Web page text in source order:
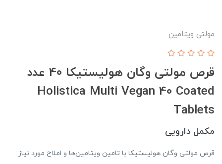
مولتی ویتامین
قرص مولتی وگان هولیستیکا 40 عدد
Holistica Multi Vegan 40 Coated
Tablets
مکمل دارویی
قرص مولتی وگان هولیستیکا با تامین ویتامین‌ها و املاح مورد نیاز